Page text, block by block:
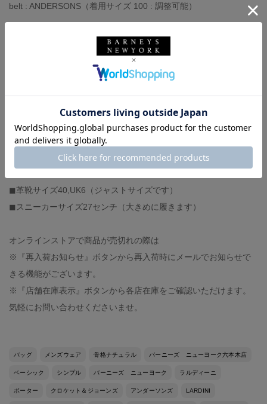
belt : ANDERSONS（着用サイズ 100 : 調整可能）
コーディネートのご相談、スタイリングのお悩みなどございまし
たら、是非店頭で気軽にお声がけください⭐︎
六本木店2階にて、お待ちしております。
◼︎身長174センチ、体重60キロ
◼︎撫で肩、肩幅狭め
◼︎イタリアサイズ44-46（モデルにより）
◼︎革靴サイズ40,UK6（ジャストサイズです）
◼︎スニーカーサイズ27センチ（大きめに履きます）
オンラインストアで商品が売切れの際は
※『再入荷お知らせ』ボタンから再入荷時にメールでお知らせで
きる機能がございます。
※『店舗在庫表示』ボタンから各店在庫をご確認いただけます。
気軽にお問い合わせくださいませ。
バッグ メンズウェア 骨格ナチュラル バーニーズ ニューヨーク六本木店
ベーシック シンプル バーニーズ ニューヨーク ラルディーニ
ポーター クロケット＆ジョーンズ アンダーソンズ LARDINI